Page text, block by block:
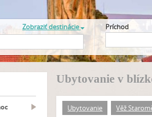
Zobraziť destinácie Príchod
Ubytovanie v
Ubytovanie Věž